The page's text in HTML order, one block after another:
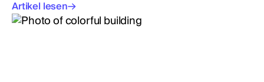
Artikel lesen